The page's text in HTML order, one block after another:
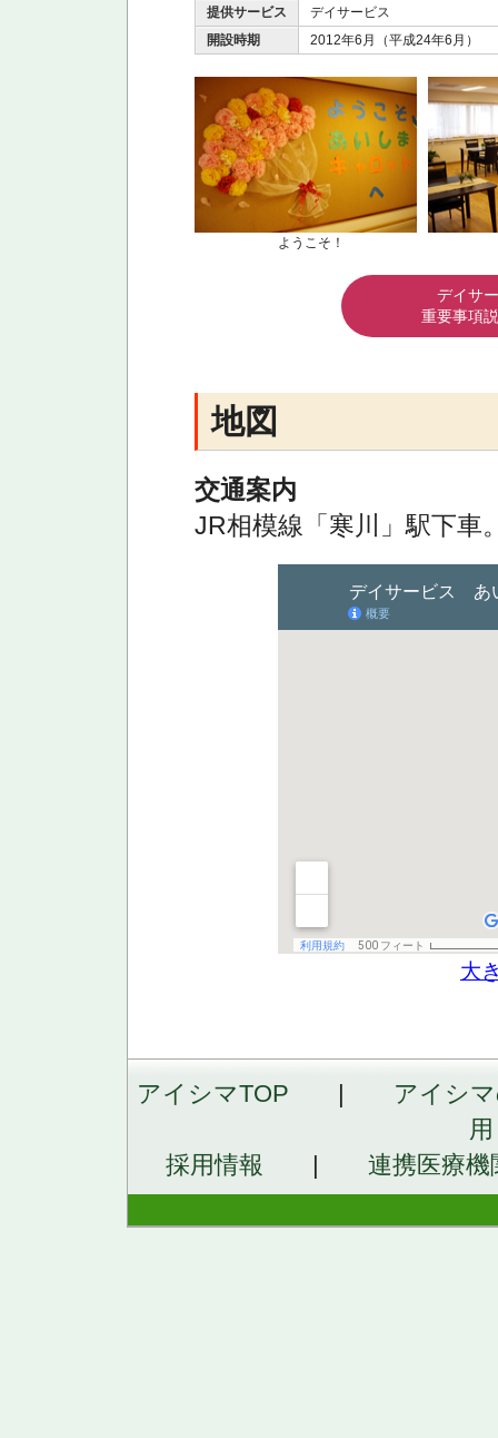
提供サービス
デイサービス
開設時期
2012年6月（平成24年6月）
ようこそ！
デイサ
重要事項
地図
交通案内
JR相模線「寒川」駅下車
大
アイシマTOP
アイシ
採用情報
連携医療機